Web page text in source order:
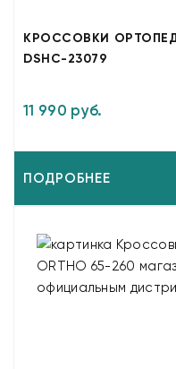
КРОССОВКИ
DSHC-23079
11 990 руб.
ПОДРОБНЕЕ